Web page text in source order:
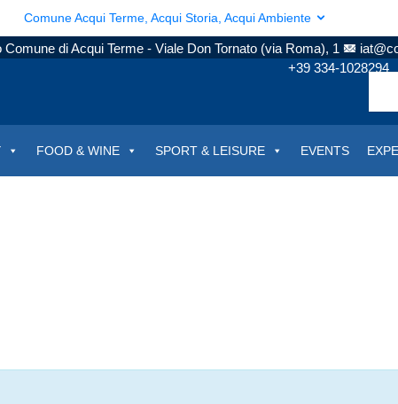
Comune Acqui Terme, Acqui Storia, Acqui Ambiente
Comune di Acqui Terme - Viale Don Tornato (via Roma), 1
+39 334-1028294
FOOD & WINE SPORT & LEISURE EVENTS